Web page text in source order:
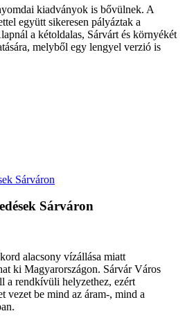
kiadványok is bővülnek. A
együtt sikeresen pályáztak a
a kétoldalas, Sárvárt és környékét
melyből egy lengyel verzió is
Sárváron
alacsony vízállása miatt
ki Magyarországon. Sárvár Város
a rendkívüli helyzethez, ezért
vezet be mind az áram-, mind a